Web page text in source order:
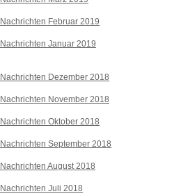
Nachrichten Februar 2019
Nachrichten Januar 2019
Nachrichten Dezember 2018
Nachrichten November 2018
Nachrichten Oktober 2018
Nachrichten September 2018
Nachrichten August 2018
Nachrichten Juli 2018